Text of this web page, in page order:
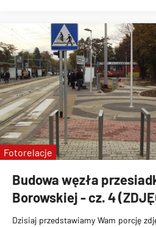
Budowa węzła
Borowskiej - cz. 4
Dzisiaj przedstawiamy Wam porcję
Fotorelacje